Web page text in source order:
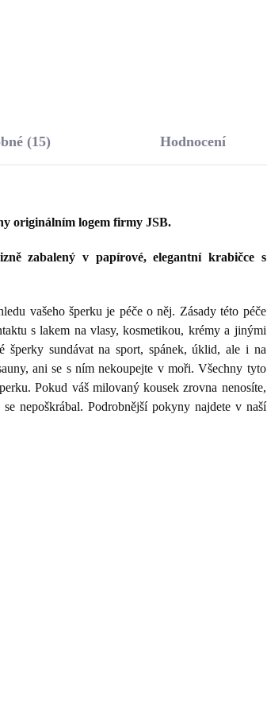
(15) Hodnocení
originálním logem firmy JSB.
zabalený v papírové, elegantní krabičce s
vašeho šperku je péče o něj. Zásady této péče
s lakem na vlasy, kosmetikou, krémy a jinými
šperky sundávat na sport, spánek, úklid, ale i na
ani se s ním nekoupejte v moři. Všechny tyto
Pokud váš milovaný kousek zrovna nenosíte,
nepoškrábal. Podrobnější pokyny najdete v naší